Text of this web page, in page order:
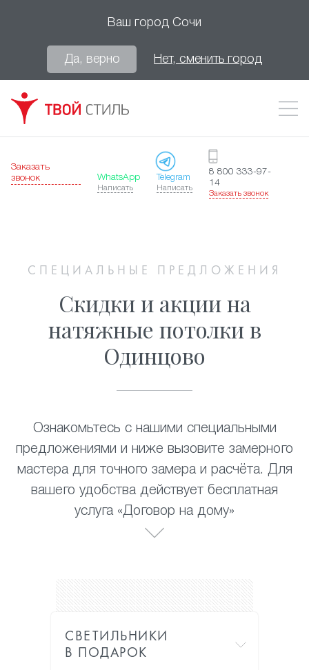
Ваш город Сочи
Да, верно Нет, сменить город
Заказать
звонок
WhatsApp
Написать
Telegram
Написать
8 800 333-97-
14
Заказать звонок
СПЕЦИАЛЬНЫЕ ПРЕДЛОЖЕНИЯ
Скидки и акции на
натяжные потолки в
Одинцово
Ознакомьтесь с нашими специальными
предложениями и ниже вызовите замерного
мастера для точного замера и расчёта. Для
вашего удобства действует бесплатная
услуга «Договор на дому»
СВЕТИЛЬНИКИ
В ПОДАРОК